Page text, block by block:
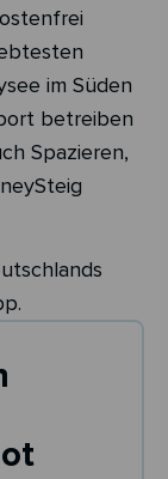
im Süden
betreiben
Spazieren,